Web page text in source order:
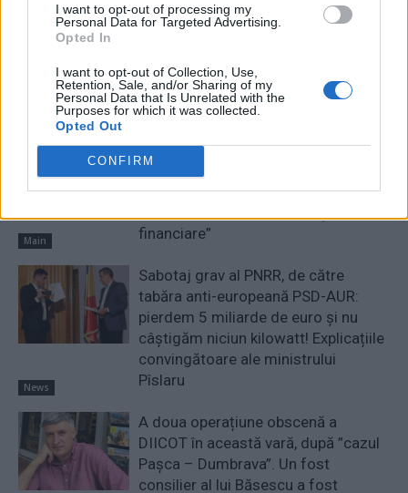
I want to opt-out of processing my
Personal Data for Targeted Advertising.
Opted In
I want to opt-out of Collection, Use,
Retention, Sale, and/or Sharing of my
Personal Data that Is Unrelated with the
Purposes for which it was collected.
Opted Out
CONFIRM
RELATED ARTICLES
Main
Comisia Europeană, după ororile
comise de PSD-AUR: ”Vom analiza
cu atenție modificările aduse legii.
financiare”
News
Sabotaj grav al PNRR, de către
tabăra anti-europeană PSD-AUR:
pierdem 5 miliarde de euro și nu
câștigăm niciun kilowatt! Explicațiile
convingătoare ale ministrului
Pîslaru
A doua operațiune obscenă a
DIICOT în această vară, după ”cazul
Pașca – Dumbrava”. Un fost
consilier al lui Băsescu a fost